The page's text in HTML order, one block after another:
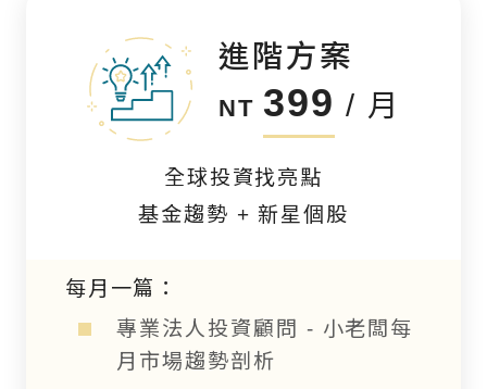
進階方案
NT 399 / 月
全球投資找亮點
基金趨勢 + 新星個股
每月一篇：
專業法人投資顧問 - 小老闆每
月市場趨勢剖析